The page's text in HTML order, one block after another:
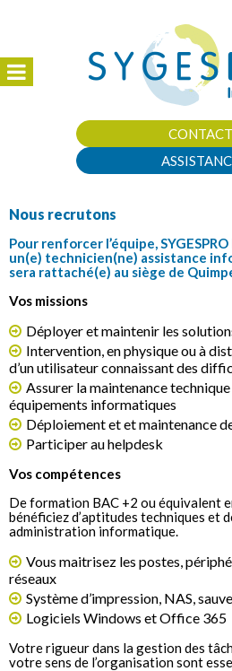
CONTACT
Nous recrutons
Pour renforcer l’équipe,
un(e) technicien(ne) assistance
sera rattaché(e) au siège de
Vos missions
Déployer et maintenir les
Intervention, en physique ou à
d’un utilisateur connaissant des
Assurer la maintenance
équipements informatiques
Déploiement et et maintenance
Participer au helpdesk
Vos compétences
De formation BAC +2 ou équivalent
bénéficiez d’aptitudes techniques et
administration informatique.
Vous maitrisez les postes,
réseaux
Système d’impression, NAS,
Logiciels Windows et Office 365
Votre rigueur dans la gestion des
votre sens de l’organisation sont